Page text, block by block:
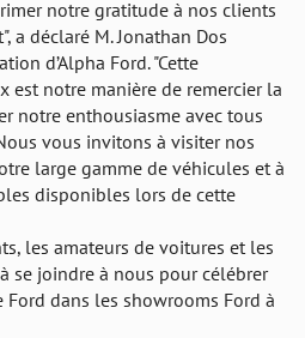
notre gratitude à nos clients
a déclaré M. Jonathan Dos
d’Alpha Ford. "Cette
est notre manière de remercier la
notre enthousiasme avec tous
vous invitons à visiter nos
large gamme de véhicules et à
disponibles lors de cette
les amateurs de voitures et les
se joindre à nous pour célébrer
dans les showrooms Ford à